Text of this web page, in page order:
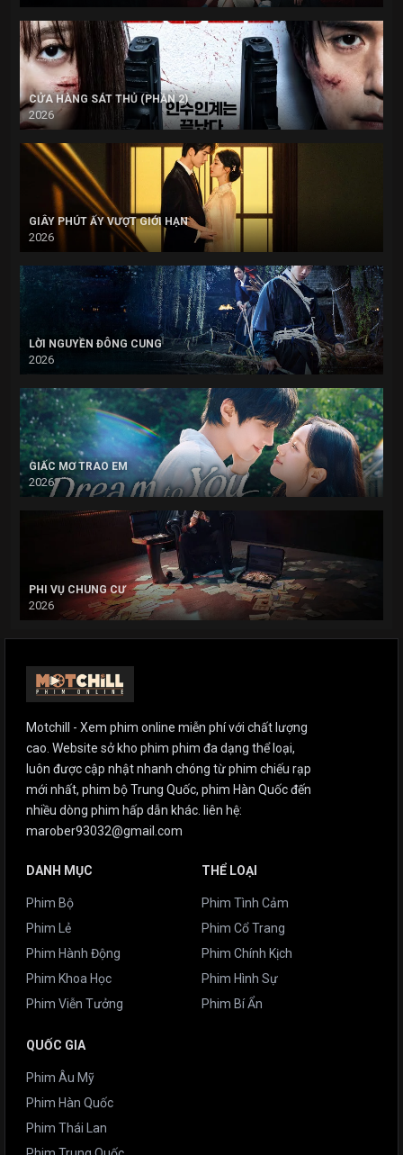
CỬA HÀNG SÁT THỦ (PHẦN 2)
2026
GIÂY PHÚT ẤY VƯỢT GIỚI HẠN
2026
LỜI NGUYỀN ĐÔNG CUNG
2026
GIẤC MƠ TRAO EM
2026
PHI VỤ CHUNG CƯ
2026
Motchill - Xem phim online miễn phí với chất lượng
cao. Website sở kho phim phim đa dạng thể loại,
luôn được cập nhật nhanh chóng từ phim chiếu rạp
mới nhất, phim bộ Trung Quốc, phim Hàn Quốc đến
nhiều dòng phim hấp dẫn khác. liên hệ:
marober93032@gmail.com
DANH MỤC
Phim Bộ
Phim Lẻ
Phim Hành Động
Phim Khoa Học
Phim Viễn Tưởng
THỂ LOẠI
Phim Tình Cảm
Phim Cổ Trang
Phim Chính Kịch
Phim Hình Sự
Phim Bí Ẩn
QUỐC GIA
Phim Âu Mỹ
Phim Hàn Quốc
Phim Thái Lan